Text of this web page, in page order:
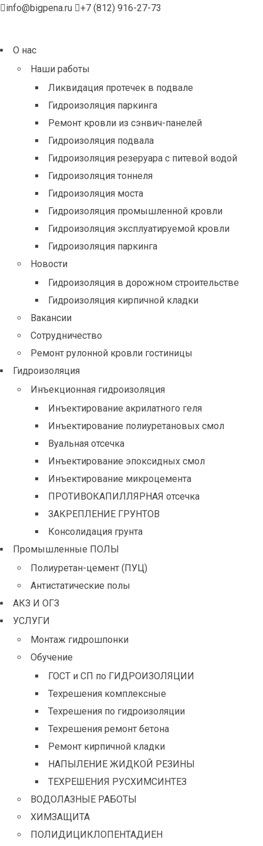
info@bigpena.ru +7 (812) 916-27-73
О нас
Наши работы
Ликвидация протечек в подвале
Гидроизоляция паркинга
Ремонт кровли из сэнвич-панелей
Гидроизоляция подвала
Гидроизоляция резеруара с питевой водой
Гидроизоляция тоннеля
Гидроизоляция моста
Гидроизоляция промышленной кровли
Гидроизоляция эксплуатируемой кровли
Гидроизоляция паркинга
Новости
Гидроизоляция в дорожном строительстве
Гидроизоляция кирпичной кладки
Вакансии
Сотрудничество
Ремонт рулонной кровли гостиницы
Гидроизоляция
Инъекционная гидроизоляция
Инъектирование акрилатного геля
Инъектирование полиуретановых смол
Вуальная отсечка
Инъектирование эпоксидных смол
Инъектирование микроцемента
ПРОТИВОКАПИЛЛЯРНАЯ отсечка
ЗАКРЕПЛЕНИЕ ГРУНТОВ
Консолидация грунта
Промышленные ПОЛЫ
Полиуретан-цемент (ПУЦ)
Антистатические полы
АКЗ И ОГЗ
УСЛУГИ
Монтаж гидрошпонки
Обучение
ГОСТ и СП по ГИДРОИЗОЛЯЦИИ
Техрешения комплексные
Техрешения по гидроизоляции
Техрешения ремонт бетона
Ремонт кирпичной кладки
НАПЫЛЕНИЕ ЖИДКОЙ РЕЗИНЫ
ТЕХРЕШЕНИЯ РУСХИМСИНТЕЗ
ВОДОЛАЗНЫЕ РАБОТЫ
ХИМЗАЩИТА
ПОЛИДИЦИКЛОПЕНТАДИЕН